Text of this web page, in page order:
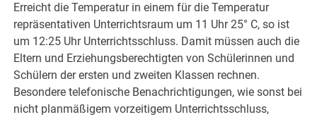
Erreicht die Temperatur in einem für die Temperatur
repräsentativen Unterrichtsraum um 11 Uhr 25° C, so ist
um 12:25 Uhr Unterrichtsschluss. Damit müssen auch die
Eltern und Erziehungsberechtigten von Schülerinnen und
Schülern der ersten und zweiten Klassen rechnen.
Besondere telefonische Benachrichtigungen, wie sonst bei
nicht planmäßigem vorzeitigem Unterrichtsschluss,